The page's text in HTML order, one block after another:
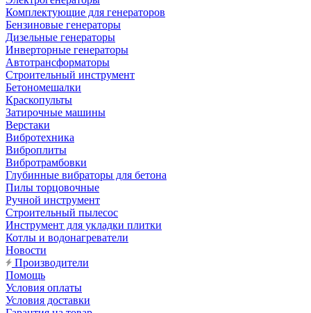
Комплектующие для генераторов
Бензиновые генераторы
Дизельные генераторы
Инверторные генераторы
Автотрансформаторы
Строительный инструмент
Бетономешалки
Краскопульты
Затирочные машины
Верстаки
Вибротехника
Виброплиты
Вибротрамбовки
Глубинные вибраторы для бетона
Пилы торцовочные
Ручной инструмент
Строительный пылесос
Инструмент для укладки плитки
Котлы и водонагреватели
Новости
Производители
Помощь
Условия оплаты
Условия доставки